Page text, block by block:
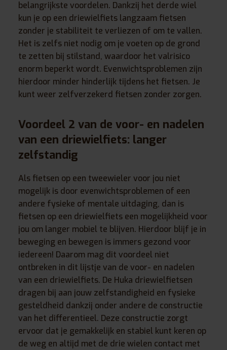
belangrijkste voordelen. Dankzij het derde wiel
kun je op een driewielfiets langzaam fietsen
zonder je stabiliteit te verliezen of om te vallen.
Het is zelfs niet nodig om je voeten op de grond
te zetten bij stilstand, waardoor het valrisico
enorm beperkt wordt. Evenwichtsproblemen zijn
hierdoor minder hinderlijk tijdens het fietsen. Je
kunt weer zelfverzekerd fietsen zonder zorgen.
Voordeel 2 van de voor- en nadelen
van een driewielfiets: langer
zelfstandig
Als fietsen op een tweewieler voor jou niet
mogelijk is door evenwichtsproblemen of een
andere fysieke of mentale uitdaging, dan is
fietsen op een driewielfiets een mogelijkheid voor
jou om langer mobiel te blijven. Hierdoor blijf je in
beweging en bewegen is immers gezond voor
iedereen! Daarom mag dit voordeel niet
ontbreken in dit lijstje van de voor- en nadelen
van een driewielfiets. De Huka driewielfietsen
dragen bij aan jouw zelfstandigheid en fysieke
gesteldheid dankzij onder andere de constructie
van het differentieel. Deze constructie zorgt
ervoor dat je gemakkelijk en stabiel kunt keren op
de weg en altijd met de drie wielen contact met